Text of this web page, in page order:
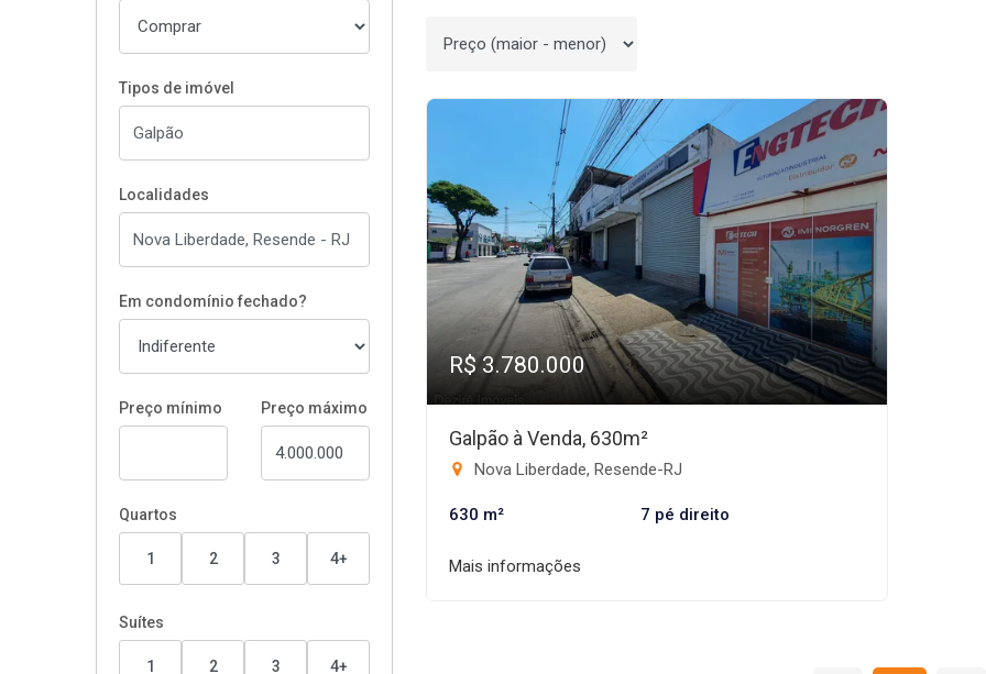
Tipos de imóvel
Localidades
Em condomínio fechado?
Preço mínimo Preço máximo
Quartos
1 2 3 4+
Suítes
1 2 3 4+
Ordenar por
R$ 3.780.000
Galpão à Venda, 630m²
Nova Liberdade, Resende-RJ
630 m² 7 pé direito
Mais informações